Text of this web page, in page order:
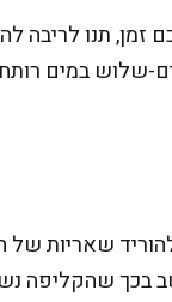
תנו לריבה
שלוש במים
שאריות
בכך שהקליפה